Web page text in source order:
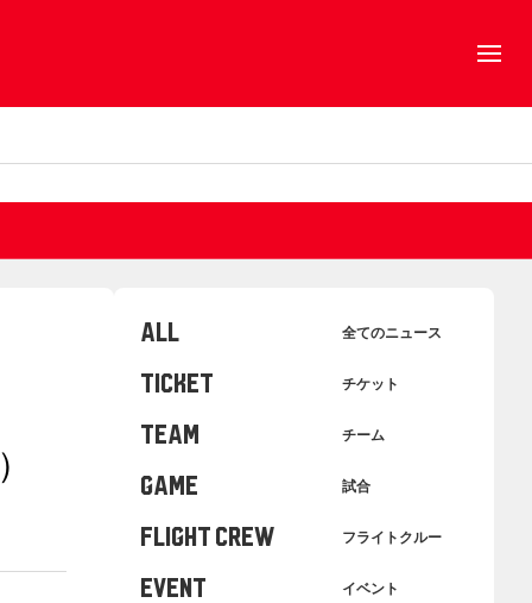
ALL 全てのニュース
TICKET チケット
TEAM チーム
GAME 試合
FLIGHT CREW フライトクルー
EVENT イベント